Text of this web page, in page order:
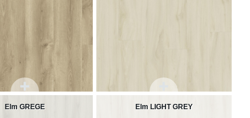
Elm GREGE Elm LIGHT GREY